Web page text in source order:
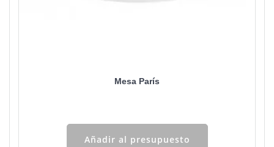
Mesa París
Añadir al presupuesto